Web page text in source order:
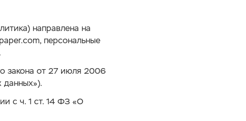
направлена на
персональные
закона от 27 июля 2006
с ч. 1 ст. 14 ФЗ «О